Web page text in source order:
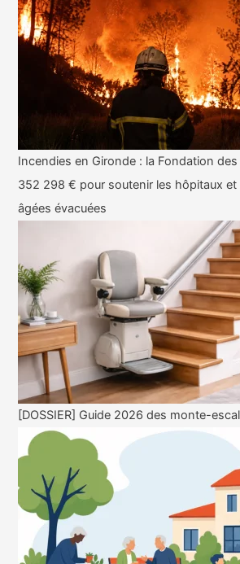
Incendies en Gironde : la Fondation
352 298 € pour soutenir les hôpitaux et
âgées évacuées
[DOSSIER] Guide 2026 des monte-